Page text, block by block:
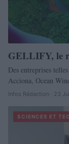
GELLIFY, le
Des entreprises
Acciona, Ocean
Infos Rédaction · 23
SCIENCES ET